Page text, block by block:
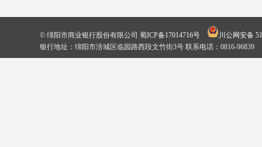
© 绵阳市商业银行股份有限公司 蜀ICP备17014716号
川公网安备
银行地址：绵阳市涪城区临园路西段文竹街3号 联系电话：0816-96839